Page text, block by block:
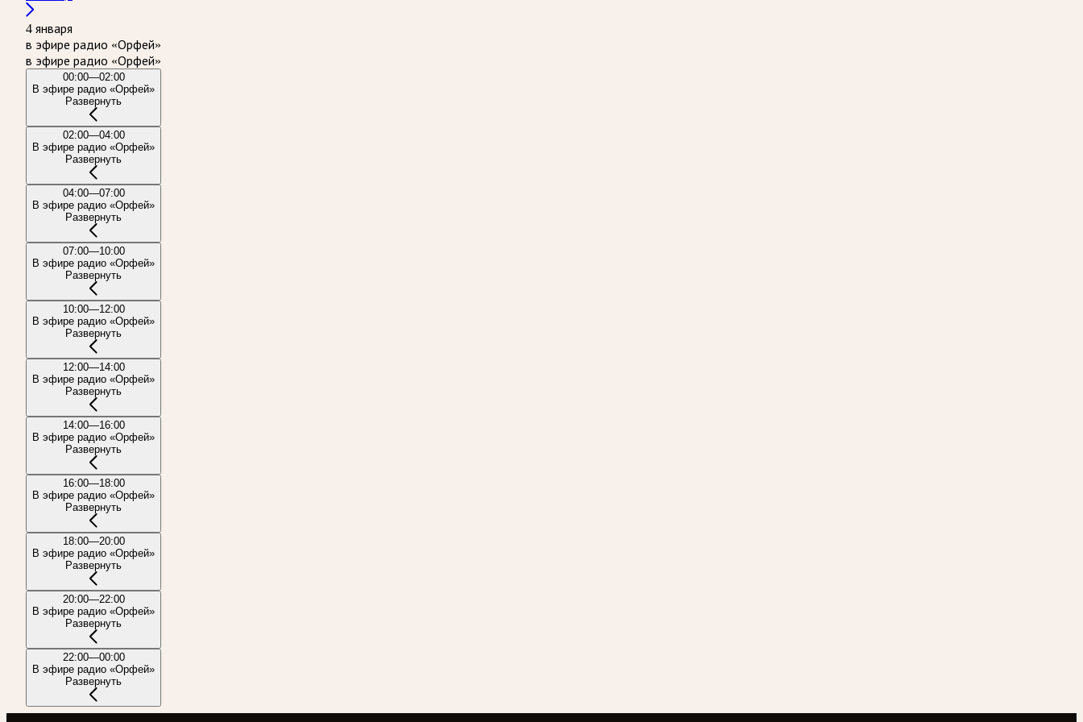
4 января
в эфире радио «Орфей»
в эфире радио «Орфей»
00:00—02:00
В эфире радио «Орфей»
Развернуть
02:00—04:00
В эфире радио «Орфей»
Развернуть
04:00—07:00
В эфире радио «Орфей»
Развернуть
07:00—10:00
В эфире радио «Орфей»
Развернуть
10:00—12:00
В эфире радио «Орфей»
Развернуть
12:00—14:00
В эфире радио «Орфей»
Развернуть
14:00—16:00
В эфире радио «Орфей»
Развернуть
16:00—18:00
В эфире радио «Орфей»
Развернуть
18:00—20:00
В эфире радио «Орфей»
Развернуть
20:00—22:00
В эфире радио «Орфей»
Развернуть
22:00—00:00
В эфире радио «Орфей»
Развернуть